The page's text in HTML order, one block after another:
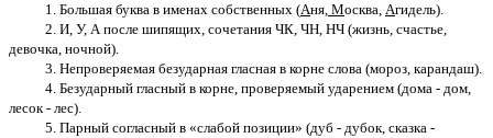
1. Большая буква в именах собственных (Аня, Москва, Агидель).
2. И, У, А после шипящих, сочетания ЧК, ЧН, НЧ (жизнь, счастье,
девочка, ночной).
3. Непроверяемая безударная гласная в корне слова (мороз, карандаш).
4. Безударный гласный в корне, проверяемый ударением (дома - дом,
лесок - лес).
5. Парный согласный в «слабой позиции» (дуб - дубок, сказка -